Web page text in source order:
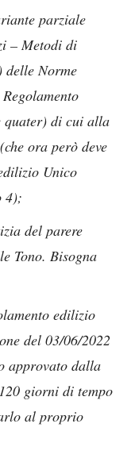
parziale
– Metodi di
delle Norme
quater) di cui alla
ora però deve
Unico
4);
del parere
Tono. Bisogna
edilizio
del 03/06/2022
approvato dalla
giorni di tempo
al proprio